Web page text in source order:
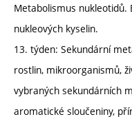
Metabolismus nukleotidů.
nukleových kyselin.
13. týden: Sekundární
rostlin, mikroorganismů,
vybraných sekundárních
aromatické sloučeniny,